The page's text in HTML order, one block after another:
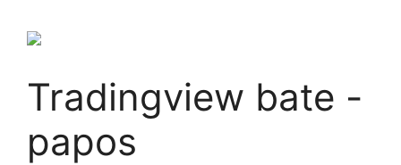
Tradingview bate -
papos